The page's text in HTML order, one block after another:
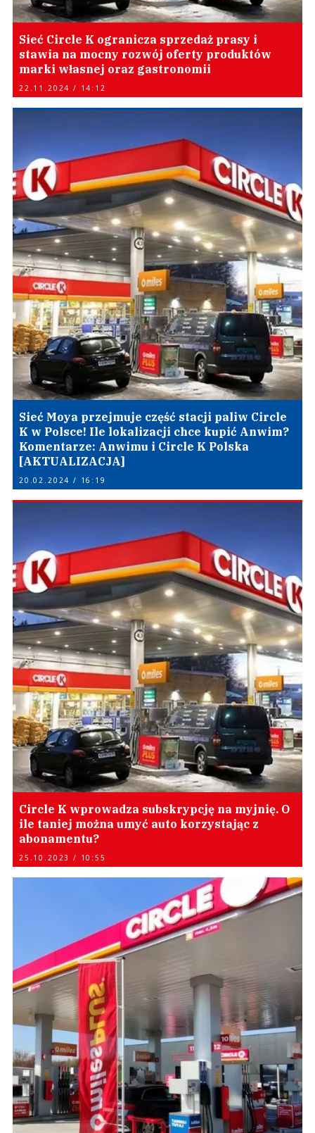
Sieć Circle K ogranicza sprzedaż prasy i
stawia na mocny rozwój oferty produktów
marki własnej oraz gastronomii
22.11.2024 / 14:12
Sieć Moya przejmuje część stacji paliw Circle
K w Polsce! Ile lokalizacji chce kupić Anwim?
Komentarze: Anwimu i Circle K Polska
[AKTUALIZACJA]
20.02.2024 / 16:19
Circle K wprowadza subskrypcję na myjnię. O
ile taniej można umyć auto korzystając z
abonamentu?
25.10.2023 / 10:55